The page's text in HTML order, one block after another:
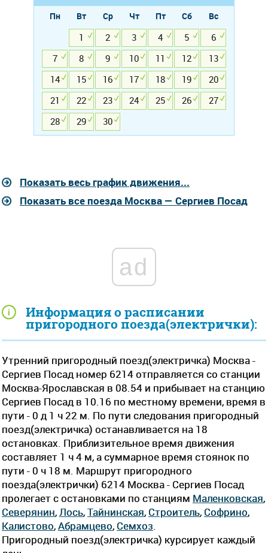
Информация о расписании
пригородного поезда(электрички):
Утренний пригородный поезд(электричка) Москва -
Сергиев Посад номер 6214 отправляется со станции
Москва-Ярославская в 08.54 и прибывает на станцию
Сергиев Посад в 10.16 по местному времени, время в
пути - 0 д 1 ч 22 м. По пути следования пригородный
поезд(электричка) останавливается на 18
остановках. Приблизительное время движения
составляет 1 ч 4 м, а суммарное время стоянок по
пути - 0 ч 18 м. Маршрут пригородного
поезда(электрички) 6214 Москва - Сергиев Посад
пролегает c остановками по станциям Маленковская,
Северянин, Лось,Тайнинская, Строитель, Софрино,
Калистово,Абрамцево, Семхоз
Пригородный поезд(электричка) курсирует каждый
Пн Вт Ср Чт Пт Сб
Вс
1
2 3 4 5
6
7
8 9 10 11 12
13
14
15 16 17 18 19
20
21
22 23 24 25 26
27
28
29 30
Показать весь график движения...
Показать все поезда Москва — Сергиев Посад
ad